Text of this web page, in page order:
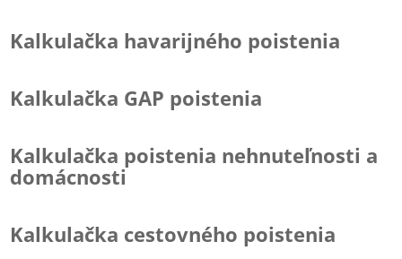
Kalkulačka havarijného poistenia
Kalkulačka GAP poistenia
Kalkulačka poistenia nehnuteľnosti a
domácnosti
Kalkulačka cestovného poistenia